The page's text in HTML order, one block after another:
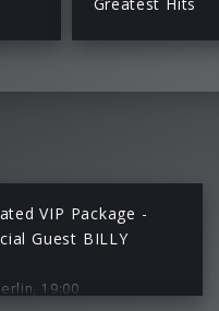
VIP Package -
Guest BILLY
19:00